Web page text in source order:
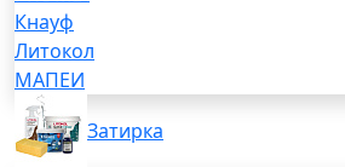
Кнауф
Литокол
МАПЕИ
Затирка